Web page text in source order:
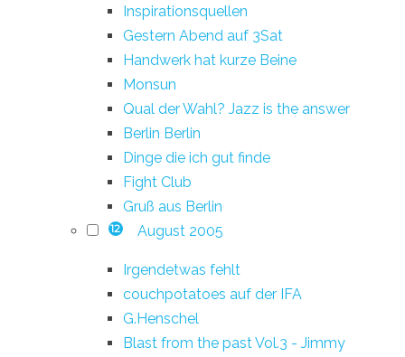
Inspirationsquellen
Gestern Abend auf 3Sat
Handwerk hat kurze Beine
Monsun
Qual der Wahl? Jazz is the answer
Berlin Berlin
Dinge die ich gut finde
Fight Club
Gruß aus Berlin
12 August 2005
Irgendetwas fehlt
couchpotatoes auf der IFA
G.Henschel
Blast from the past Vol.3 - Jimmy